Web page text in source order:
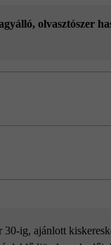
olvasztószer
ig, ajánlott